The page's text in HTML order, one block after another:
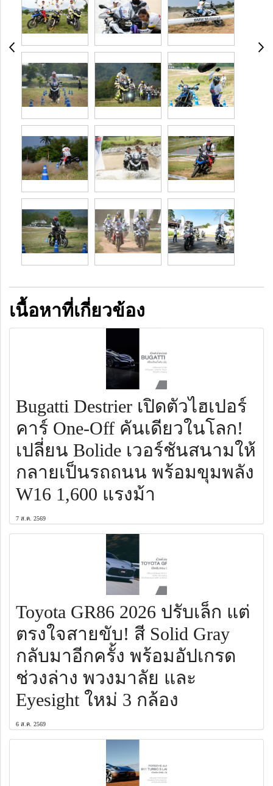
เนื้อหาที่เกี่ยวข้อง
Bugatti Destrier เปิดตัวไฮเปอร์
คาร์ One-Off คันเดียวในโลก!
เปลี่ยน Bolide เวอร์ชันสนามให้
กลายเป็นรถถนน พร้อมขุมพลัง
W16 1,600 แรงม้า
7 ส.ค. 2569
Toyota GR86 2026 ปรับเล็ก แต่
ตรงใจสายขับ! สี Solid Gray
กลับมาอีกครั้ง พร้อมอัปเกรด
ช่วงล่าง พวงมาลัย และ
Eyesight ใหม่ 3 กล้อง
6 ส.ค. 2569